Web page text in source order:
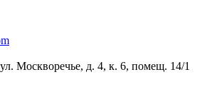
Москворечье, д. 4, к. 6, помещ. 14/1